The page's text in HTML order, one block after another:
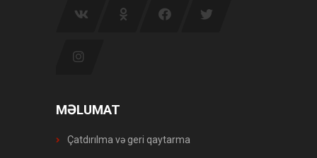
MƏLUMAT
Çatdırılma və geri qaytarma